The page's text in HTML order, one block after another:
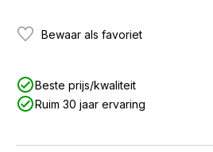
Bewaar als favoriet
Beste prijs/kwaliteit
Ruim 30 jaar ervaring